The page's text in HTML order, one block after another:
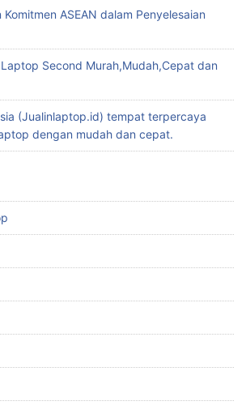
ASEAN dalam Penyelesaian
Second Murah,Mudah,Cepat dan
(Jualinlaptop.id) tempat terpercaya
dengan mudah dan cepat.